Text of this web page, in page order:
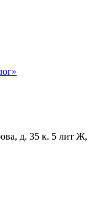
д. 35 к. 5 лит Ж,